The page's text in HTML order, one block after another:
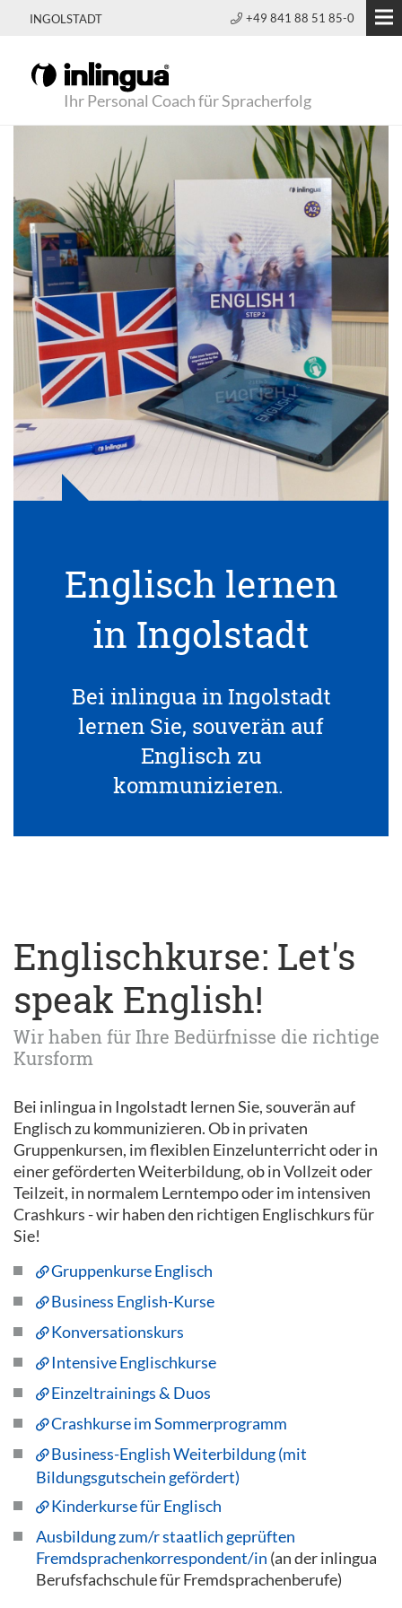
INGOLSTADT +49 841 88 51 85-0
Ihr Personal Coach für Spracherfolg
Englisch lernen
in Ingolstadt
Bei inlingua in Ingolstadt
lernen Sie, souverän auf
Englisch zu
kommunizieren.
Englischkurse: Let's
speak English!
Wir haben für Ihre Bedürfnisse die richtige
Kursform
Bei inlingua in Ingolstadt lernen Sie, souverän auf
Englisch zu kommunizieren. Ob in privaten
Gruppenkursen, im flexiblen Einzelunterricht oder in
einer geförderten Weiterbildung, ob in Vollzeit oder
Teilzeit, in normalem Lerntempo oder im intensiven
Crashkurs - wir haben den richtigen Englischkurs für
Sie!
Gruppenkurse Englisch
Business English-Kurse
Konversationskurs
Intensive Englischkurse
Einzeltrainings & Duos
Crashkurse im Sommerprogramm
Business-English Weiterbildung (mit
Bildungsgutschein gefördert)
Kinderkurse für Englisch
Ausbildung zum/r staatlich geprüften
Fremdsprachenkorrespondent/in (an der inlingua
Berufsfachschule für Fremdsprachenberufe)